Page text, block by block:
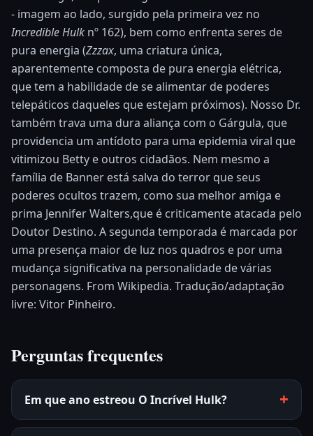
- imagem ao lado, surgido pela primeira vez no
Incredible Hulk nº 162), bem como enfrenta seres de
pura energia (Zzzax, uma criatura única,
aparentemente composta de pura energia elétrica,
que tem a habilidade de se alimentar de poderes
telepáticos daqueles que estejam próximos). Nosso Dr.
também trava uma dura aliança com o Gárgula, que
providencia um antídoto para uma epidemia viral que
vitimizou Betty e outros cidadãos. Nem mesmo a
família de Banner está salva do terror que seus
poderes ocultos trazem, como sua melhor amiga e
prima Jennifer Walters,que é criticamente atacada pelo
Doutor Destino. A segunda temporada é marcada por
uma presença maior de luz nos quadros e por uma
mudança significativa na personalidade de várias
personagens. From Wikipedia. Tradução/adaptação
livre: Vitor Pinheiro.
Perguntas frequentes
Em que ano estreou O Incrível Hulk?